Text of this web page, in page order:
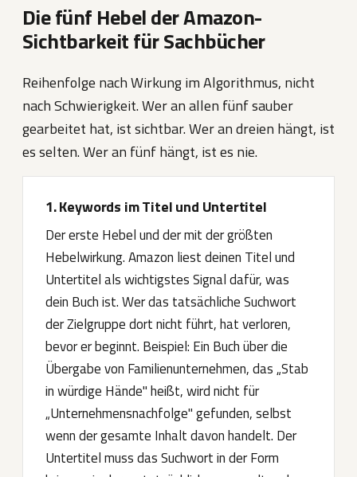
Die fünf Hebel der Amazon-
Sichtbarkeit für Sachbücher
Reihenfolge nach Wirkung im Algorithmus, nicht
nach Schwierigkeit. Wer an allen fünf sauber
gearbeitet hat, ist sichtbar. Wer an dreien hängt, ist
es selten. Wer an fünf hängt, ist es nie.
1. Keywords im Titel und Untertitel
Der erste Hebel und der mit der größten
Hebelwirkung. Amazon liest deinen Titel und
Untertitel als wichtigstes Signal dafür, was
dein Buch ist. Wer das tatsächliche Suchwort
der Zielgruppe dort nicht führt, hat verloren,
bevor er beginnt. Beispiel: Ein Buch über die
Übergabe von Familienunternehmen, das „Stab
in würdige Hände" heißt, wird nicht für
„Unternehmensnachfolge" gefunden, selbst
wenn der gesamte Inhalt davon handelt. Der
Untertitel muss das Suchwort in der Form